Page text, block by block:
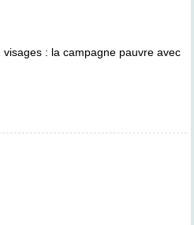
: la campagne pauvre avec